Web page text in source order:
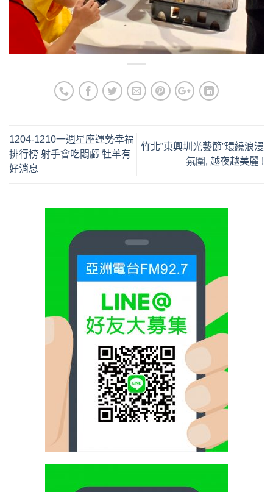
1204-1210一週星座運勢幸福
排行榜 射手會吃悶虧 牡羊有
好消息
竹北”東興圳光藝節”環繞浪漫
氛圍, 越夜越美麗 !